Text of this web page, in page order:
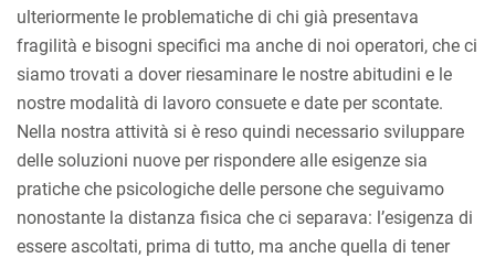
ulteriormente le problematiche di chi già presentava
fragilità e bisogni specifici ma anche di noi operatori, che ci
siamo trovati a dover riesaminare le nostre abitudini e le
nostre modalità di lavoro consuete e date per scontate.
Nella nostra attività si è reso quindi necessario sviluppare
delle soluzioni nuove per rispondere alle esigenze sia
pratiche che psicologiche delle persone che seguivamo
nonostante la distanza fisica che ci separava: l’esigenza di
essere ascoltati, prima di tutto, ma anche quella di tener